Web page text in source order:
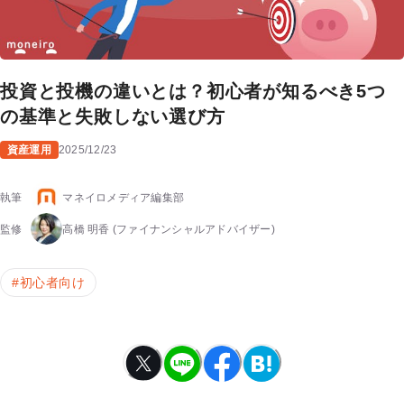
投資と投機の違いとは？初心者が知るべき5つ
の基準と失敗しない選び方
資産運用 2025/12/23
執筆 マネイロメディア編集部
監修 高橋 明香 (ファイナンシャルアドバイザー)
#初心者向け